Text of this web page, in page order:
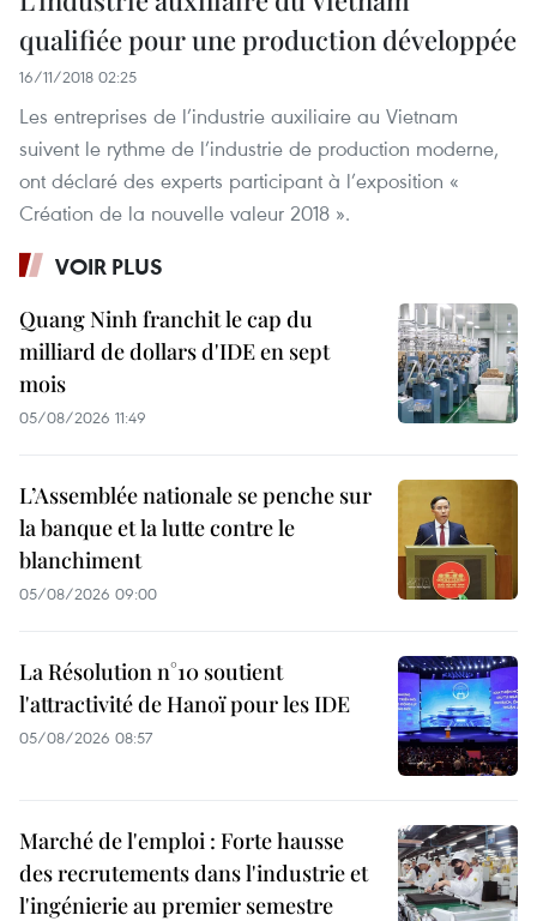
qualifiée pour une production développée
16/11/2018 02:25
Les entreprises de l’industrie auxiliaire au Vietnam
suivent le rythme de l’industrie de production moderne,
ont déclaré des experts participant à l’exposition «
Création de la nouvelle valeur 2018 ».
VOIR PLUS
Quang Ninh franchit le cap du
milliard de dollars d'IDE en sept
mois
05/08/2026 11:49
L’Assemblée nationale se penche sur
la banque et la lutte contre le
blanchiment
05/08/2026 09:00
La Résolution n°10 soutient
l'attractivité de Hanoï pour les IDE
05/08/2026 08:57
Marché de l'emploi : Forte hausse
des recrutements dans l'industrie et
l'ingénierie au premier semestre